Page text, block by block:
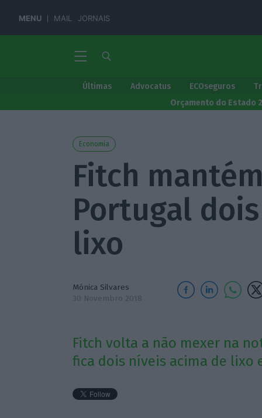
MENU MAIL JORNAIS
Últimas Advocatus ECOseguros
Orçamento do Estado
Economia
Fitch
Portugal
lixo
Mónica Silvares
30 Novembro 2018
Fitch volta a não mexer na
fica dois níveis acima de lixo